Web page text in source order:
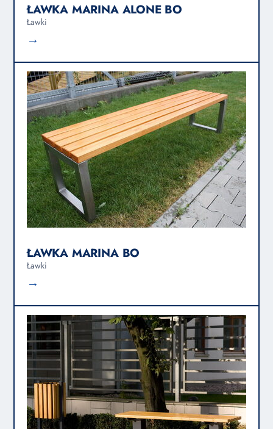
ŁAWKA MARINA ALONE BO
Ławki
→
ŁAWKA MARINA BO
Ławki
→